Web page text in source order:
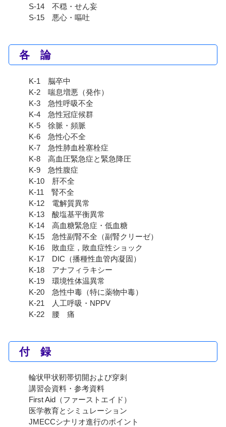
S-14 不穏・せん妄
S-15 悪心・嘔吐
各 論
K-1 脳卒中
K-2 喘息増悪（発作）
K-3 急性呼吸不全
K-4 急性冠症候群
K-5 徐脈・頻脈
K-6 急性心不全
K-7 急性肺血栓塞栓症
K-8 高血圧緊急症と緊急降圧
K-9 急性腹症
K-10 肝不全
K-11 腎不全
K-12 電解質異常
K-13 酸塩基平衡異常
K-14 高血糖緊急症・低血糖
K-15 急性副腎不全（副腎クリーゼ）
K-16 敗血症，敗血症性ショック
K-17 DIC（播種性血管内凝固）
K-18 アナフィラキシー
K-19 環境性体温異常
K-20 急性中毒（特に薬物中毒）
K-21 人工呼吸・NPPV
K-22 腰 痛
付 録
輪状甲状靭帯切開および穿刺
講習会資料・参考資料
First Aid（ファーストエイド）
医学教育とシミュレーション
JMECCシナリオ進行のポイント